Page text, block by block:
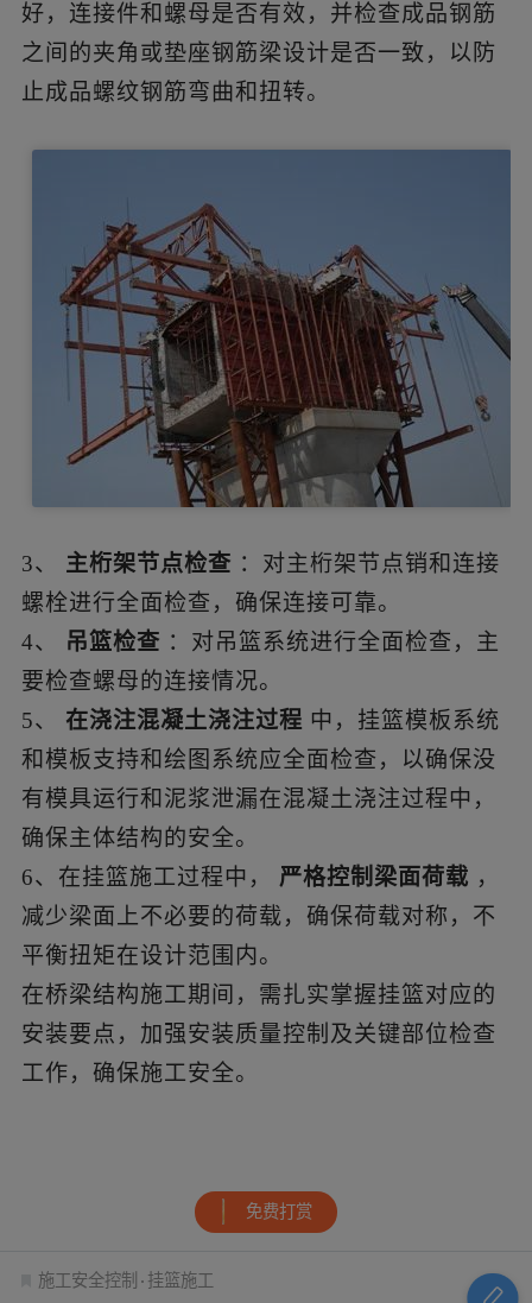
好，连接件和螺母是否有效，并检查成品钢筋
之间的夹角或垫座钢筋梁设计是否一致，以防
止成品螺纹钢筋弯曲和扭转。
3、 主桁架节点检查 ：对主桁架节点销和连接
螺栓进行全面检查，确保连接可靠。
4、 吊篮检查 ：对吊篮系统进行全面检查，主
要检查螺母的连接情况。
5、 在浇注混凝土浇注过程 中，挂篮模板系统
和模板支持和绘图系统应全面检查，以确保没
有模具运行和泥浆泄漏在混凝土浇注过程中，
确保主体结构的安全。
6、在挂篮施工过程中， 严格控制梁面荷载 ，
减少梁面上不必要的荷载，确保荷载对称，不
平衡扭矩在设计范围内。
在桥梁结构施工期间，需扎实掌握挂篮对应的
安装要点，加强安装质量控制及关键部位检查
工作，确保施工安全。
免费打赏
施工安全控制 挂篮施工